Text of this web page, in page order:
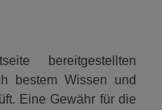
bereitgestellten
bestem Wissen und
Eine Gewähr für die